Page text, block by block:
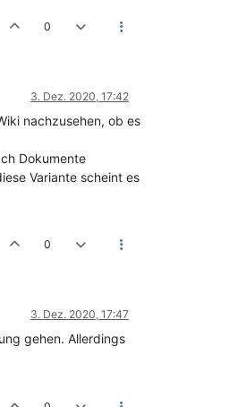
0
3. Dez. 2020, 17:42
nachzusehen, ob es
Dokumente
Variante scheint es
0
3. Dez. 2020, 17:47
gehen. Allerdings